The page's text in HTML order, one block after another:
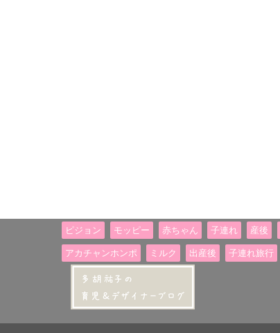
ピジョン モッピー 赤ちゃん 子連れ 産後
アカチャンホンポ ミルク 出産後 子連れ旅行